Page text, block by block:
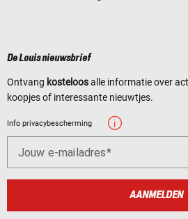
De Louis nieuwsbrief
Ontvang kosteloosalle informatie over
koopjes of interessante nieuwtjes.
Info privacybescherming
Jouw e-mailadres
AANMELDEN